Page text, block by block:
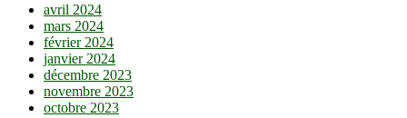
avril 2024
mars 2024
février 2024
janvier 2024
décembre 2023
novembre 2023
octobre 2023